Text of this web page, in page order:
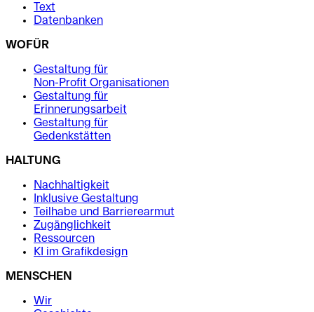
Text
Datenbanken
WOFÜR
Gestaltung für
Non-Profit Organisationen
Gestaltung für
Erinnerungsarbeit
Gestaltung für
Gedenkstätten
HALTUNG
Nachhaltigkeit
Inklusive Gestaltung
Teilhabe und Barrierearmut
Zugänglichkeit
Ressourcen
KI im Grafikdesign
MENSCHEN
Wir